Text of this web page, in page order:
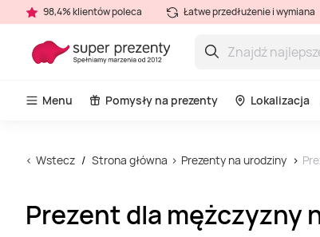
98,4% klientów poleca Łatwe przedłużenie i wymiana
Menu Pomysły na prezenty Lokalizacja
Wstecz Strona główna Prezenty na urodziny
Prezent dla mężczyzny